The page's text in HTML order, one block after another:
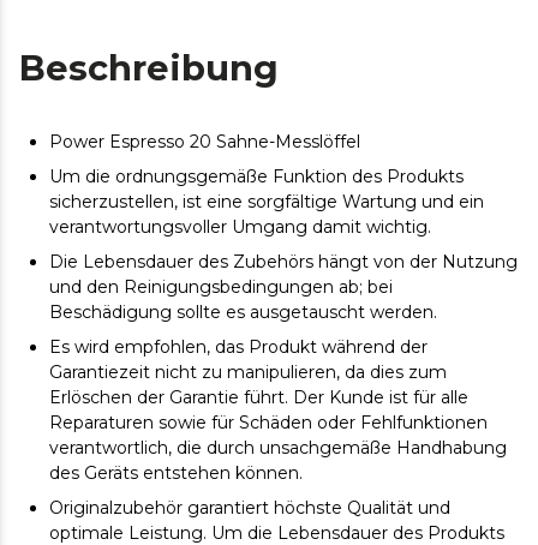
Beschreibung
Power Espresso 20 Sahne-Messlöffel
Um die ordnungsgemäße Funktion des Produkts
sicherzustellen, ist eine sorgfältige Wartung und ein
verantwortungsvoller Umgang damit wichtig.
Die Lebensdauer des Zubehörs hängt von der Nutzung
und den Reinigungsbedingungen ab; bei
Beschädigung sollte es ausgetauscht werden.
Es wird empfohlen, das Produkt während der
Garantiezeit nicht zu manipulieren, da dies zum
Erlöschen der Garantie führt. Der Kunde ist für alle
Reparaturen sowie für Schäden oder Fehlfunktionen
verantwortlich, die durch unsachgemäße Handhabung
des Geräts entstehen können.
Originalzubehör garantiert höchste Qualität und
optimale Leistung. Um die Lebensdauer des Produkts